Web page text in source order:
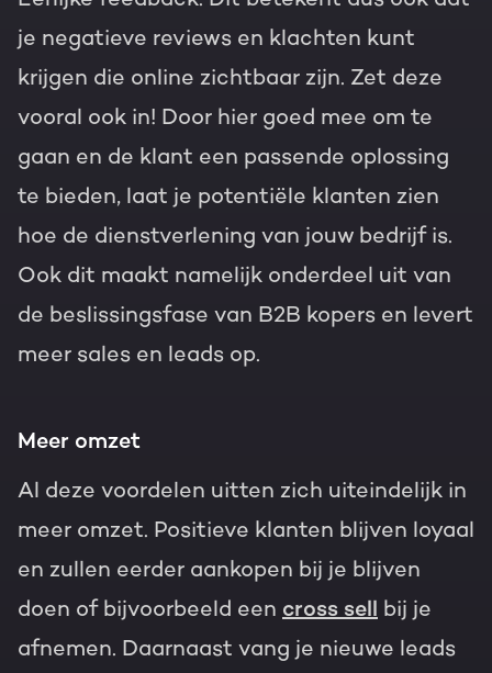
je negatieve reviews en klachten kunt
krijgen die online zichtbaar zijn. Zet deze
vooral ook in! Door hier goed mee om te
gaan en de klant een passende oplossing
te bieden, laat je potentiële klanten zien
hoe de dienstverlening van jouw bedrijf is.
Ook dit maakt namelijk onderdeel uit van
de beslissingsfase van B2B kopers en levert
meer sales en leads op.
Meer omzet
Al deze voordelen uitten zich uiteindelijk in
meer omzet. Positieve klanten blijven loyaal
en zullen eerder aankopen bij je blijven
doen of bijvoorbeeld een cross sell bij je
afnemen. Daarnaast vang je nieuwe leads